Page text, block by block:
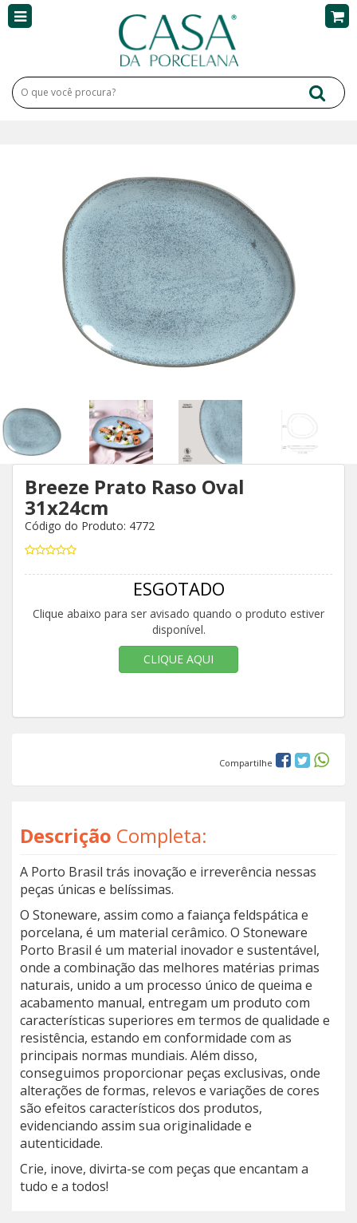
Breeze Prato Raso Oval
31x24cm
Código do Produto: 4772
ESGOTADO
Clique abaixo para ser avisado quando o produto estiver
disponível.
CLIQUE AQUI
Compartilhe
Descrição Completa:
A Porto Brasil trás inovação e irreverência nessas
peças únicas e belíssimas.
O Stoneware, assim como a faiança feldspática e
porcelana, é um material cerâmico. O Stoneware
Porto Brasil é um material inovador e sustentável,
onde a combinação das melhores matérias primas
naturais, unido a um processo único de queima e
acabamento manual, entregam um produto com
características superiores em termos de qualidade e
resistência, estando em conformidade com as
principais normas mundiais. Além disso,
conseguimos proporcionar peças exclusivas, onde
alterações de formas, relevos e variações de cores
são efeitos característicos dos produtos,
evidenciando assim sua originalidade e
autenticidade.
Crie, inove, divirta-se com peças que encantam a
tudo e a todos!